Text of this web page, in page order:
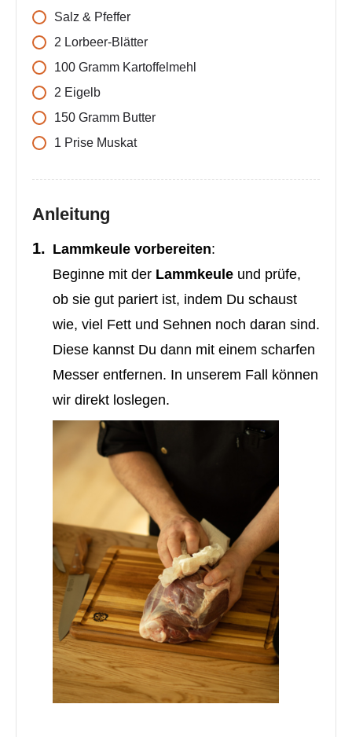
Salz & Pfeffer
2 Lorbeer-Blätter
100 Gramm Kartoffelmehl
2 Eigelb
150 Gramm Butter
1 Prise Muskat
Anleitung
Lammkeule vorbereiten:
Beginne mit der Lammkeule und prüfe,
ob sie gut pariert ist, indem Du schaust
wie, viel Fett und Sehnen noch daran sind.
Diese kannst Du dann mit einem scharfen
Messer entfernen. In unserem Fall können
wir direkt loslegen.